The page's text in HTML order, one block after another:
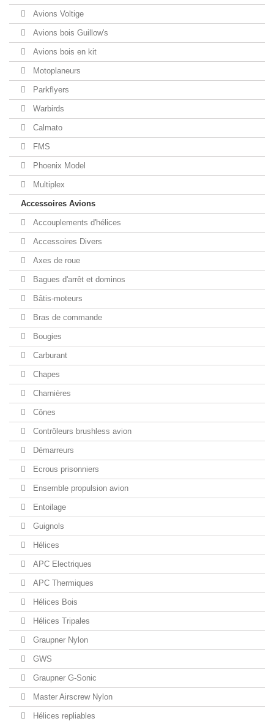
Avions Voltige
Avions bois Guillow's
Avions bois en kit
Motoplaneurs
Parkflyers
Warbirds
Calmato
FMS
Phoenix Model
Multiplex
Accessoires Avions
Accouplements d'hélices
Accessoires Divers
Axes de roue
Bagues d'arrêt et dominos
Bâtis-moteurs
Bras de commande
Bougies
Carburant
Chapes
Charnières
Cônes
Contrôleurs brushless avion
Démarreurs
Ecrous prisonniers
Ensemble propulsion avion
Entoilage
Guignols
Hélices
APC Electriques
APC Thermiques
Hélices Bois
Hélices Tripales
Graupner Nylon
GWS
Graupner G-Sonic
Master Airscrew Nylon
Hélices repliables